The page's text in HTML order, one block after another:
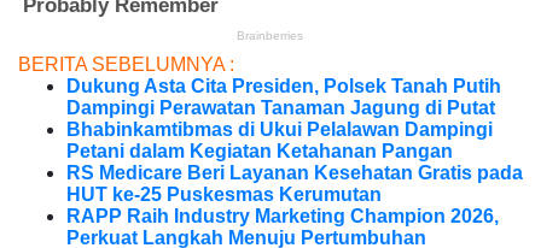
BERITA SEBELUMNYA :
Dukung Asta Cita Presiden, Polsek Tanah Putih
Dampingi Perawatan Tanaman Jagung di Putat
Bhabinkamtibmas di Ukui Pelalawan Dampingi
Petani dalam Kegiatan Ketahanan Pangan
RS Medicare Beri Layanan Kesehatan Gratis pada
HUT ke-25 Puskesmas Kerumutan
RAPP Raih Industry Marketing Champion 2026,
Perkuat Langkah Menuju Pertumbuhan